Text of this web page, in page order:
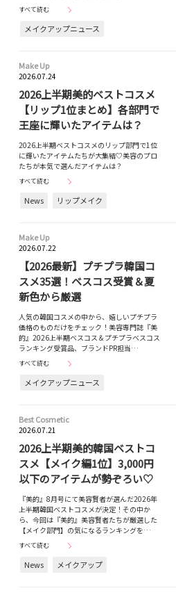
すべて読む
メイクアップニュース
Make Up
2026.07.24
2026上半期美的ベストコスメ
【リップ1位まとめ】各部門で
王座に輝いたアイテムは？
2026上半期ベストコスメのリップ部門で1位
に輝いたアイテムたちが大集結♡美容のプロ
たちが本気で選んだアイテムは？
すべて読む
News リップメイク
Make Up
2026.07.22
【2026最新】プチプラ韓国コ
スメ35選！ベスコス受賞＆夏
新色から厳選
人気の韓国コスメの中から、嬉しいプチプラ
価格のものだけをチェック！美容専門誌『美
的』2026上半期ベスコス＆プチプラベスコス
ランキング受賞品、ブランドPR担当…
すべて読む
メイクアップニュース
Best Cosmetic
2026.07.21
2026上半期美的韓国ベストコ
スメ【メイク編1位】3,000円
以下のアイテムが勢ぞろい♡
『美的』8月号にて美容賢者が選んだ2026年
上半期韓国ベストコスメが決定！その中か
ら、今回は『美的』美容賢者たちが厳選した
【メイク部門】の気になるランキングを…
すべて読む
News メイクアップ